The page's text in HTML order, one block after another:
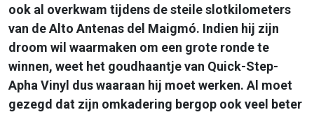
ook al overkwam tijdens de steile slotkilometers
van de Alto Antenas del Maigmó. Indien hij zijn
droom wil waarmaken om een grote ronde te
winnen, weet het goudhaantje van Quick-Step-
Apha Vinyl dus waaraan hij moet werken. Al moet
gezegd dat zijn omkadering bergop ook veel beter